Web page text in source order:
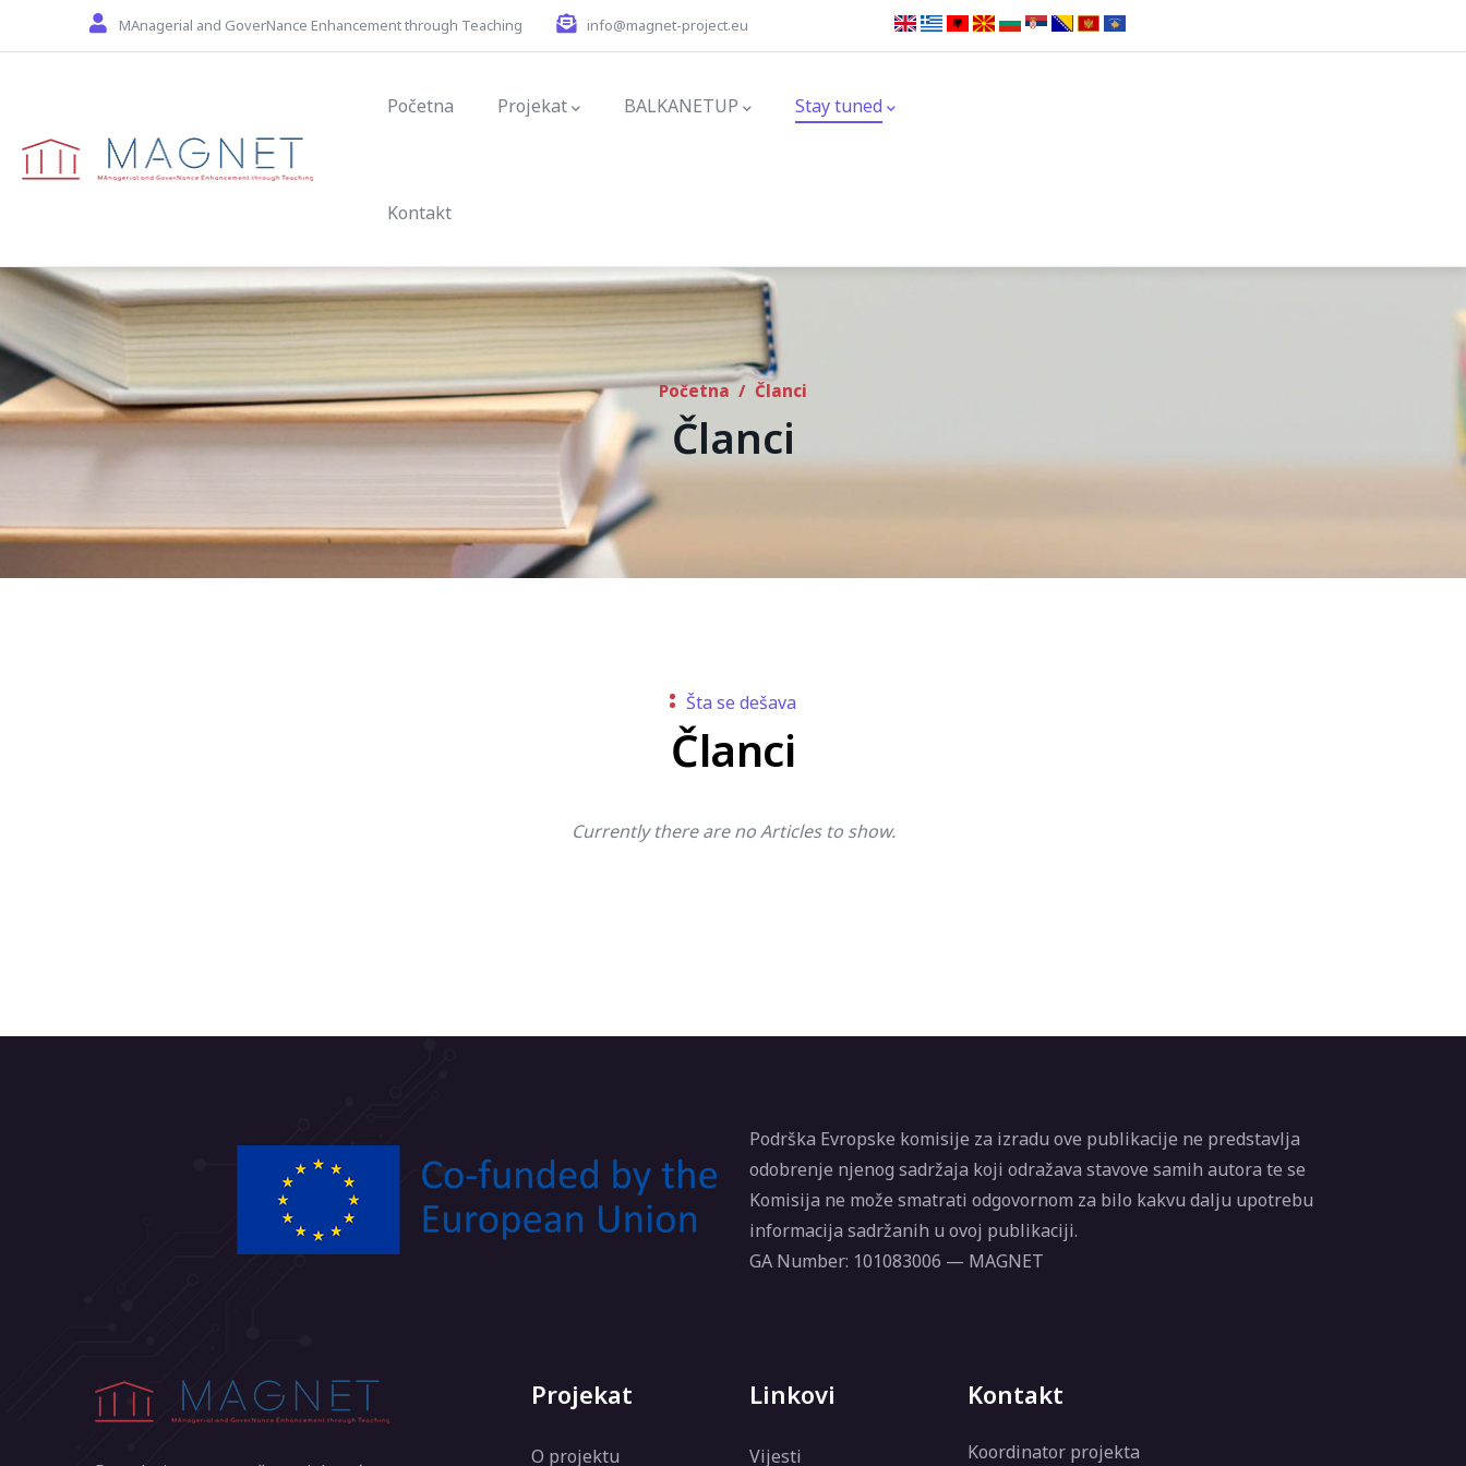
Skip to main contentMAnagerial and GoverNance Enhancement through Teaching info@magnet-project.eu
Početna Projekat BALKANETUP Stay tuned
Kontakt
Početna / Članci
Članci
Šta se dešava
Članci
Currently there are no Articles to show.
Podrška Evropske komisije za izradu ove publikacije ne predstavlja
odobrenje njenog sadržaja koji odražava stavove samih autora te se
Komisija ne može smatrati odgovornom za bilo kakvu dalju upotrebu
informacija sadržanih u ovoj publikaciji.
GA Number: 101083006 — MAGNET
Projekat
O projektu
Linkovi
Vijesti
Kontakt
Koordinator projekta